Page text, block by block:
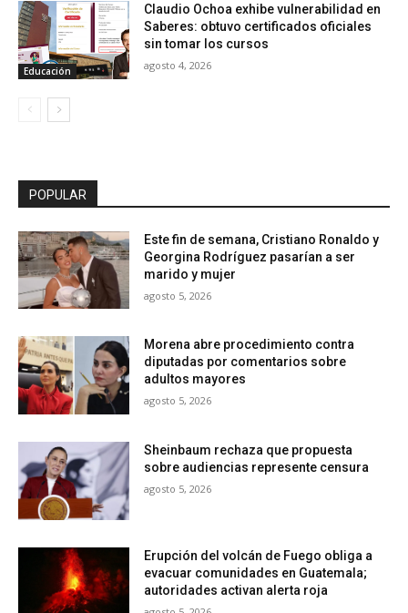
Educación
Claudio Ochoa exhibe vulnerabilidad en
Saberes: obtuvo certificados oficiales
sin tomar los cursos
agosto 4, 2026
POPULAR
Este fin de semana, Cristiano Ronaldo y
Georgina Rodríguez pasarían a ser
marido y mujer
agosto 5, 2026
Morena abre procedimiento contra
diputadas por comentarios sobre
adultos mayores
agosto 5, 2026
Sheinbaum rechaza que propuesta
sobre audiencias represente censura
agosto 5, 2026
Erupción del volcán de Fuego obliga a
evacuar comunidades en Guatemala;
autoridades activan alerta roja